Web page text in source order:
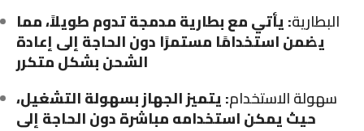
البطارية: يأتي مع بطارية مدمجة تدوم طويلاً، مما
يضمن استخدامًا مستمرًا دون الحاجة إلى إعادة
الشحن بشكل متكرر
سهولة الاستخدام: يتميز الجهاز بسهولة التشغيل،
حيث يمكن استخدامه مباشرة دون الحاجة إلى